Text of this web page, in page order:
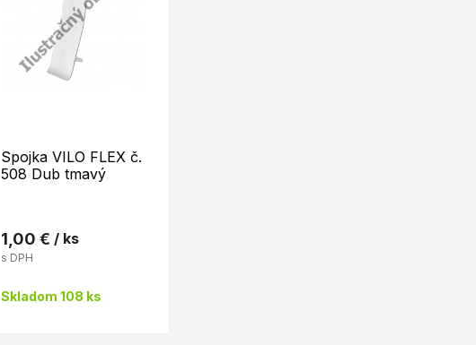
Spojka VILO FLEX č.
508 Dub tmavý
1,00 € / ks
s DPH
Skladom 108 ks